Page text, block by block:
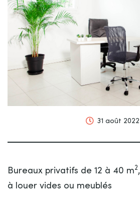
31 août 2022
Bureaux privatifs de 12 à 40 m2,
à louer vides ou meublés